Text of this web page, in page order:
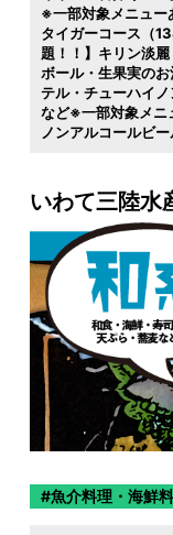
※一部対象メニュー
タイガーコース（
題！！】キリン淡
ボール・生果実の
テル・チューハイ
など※一部対象メニ
ノンアルコールビー
いわて三陸水
魚介料理・海鮮